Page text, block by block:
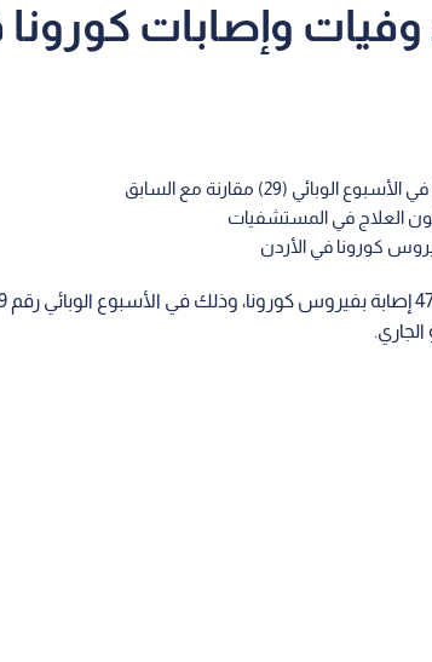
وإصابات كورونا
(29) مقارنة مع السابق